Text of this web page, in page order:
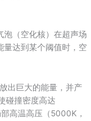
泡（空化核）在超声场
量达到某个阈值时，空
出巨大的能量，并产
碰撞密度高达
高温高压（5000K，